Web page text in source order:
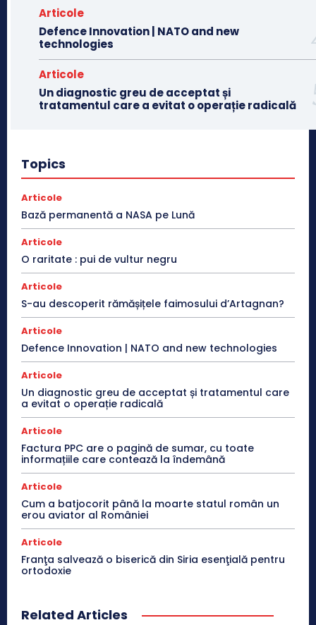
Articole
Defence Innovation | NATO and new
technologies
Articole
Un diagnostic greu de acceptat și
tratamentul care a evitat o operație radicală
Topics
Articole
Bază permanentă a NASA pe Lună
Articole
O raritate : pui de vultur negru
Articole
S-au descoperit rămășițele faimosului d’Artagnan?
Articole
Defence Innovation | NATO and new technologies
Articole
Un diagnostic greu de acceptat și tratamentul care
a evitat o operație radicală
Articole
Factura PPC are o pagină de sumar, cu toate
informațiile care contează la îndemână
Articole
Cum a batjocorit până la moarte statul român un
erou aviator al României
Articole
Franţa salvează o biserică din Siria esenţială pentru
ortodoxie
Related Articles